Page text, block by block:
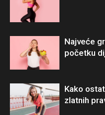
Najveće
početku
Kako
zlatnih